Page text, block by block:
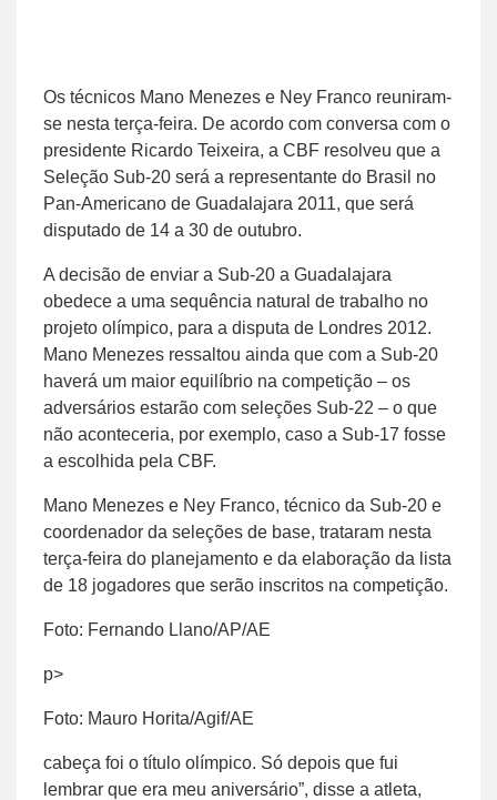
Os técnicos Mano Menezes e Ney Franco reuniram-
se nesta terça-feira. De acordo com conversa com o
presidente Ricardo Teixeira, a CBF resolveu que a
Seleção Sub-20 será a representante do Brasil no
Pan-Americano de Guadalajara 2011, que será
disputado de 14 a 30 de outubro.
A decisão de enviar a Sub-20 a Guadalajara
obedece a uma sequência natural de trabalho no
projeto olímpico, para a disputa de Londres 2012.
Mano Menezes ressaltou ainda que com a Sub-20
haverá um maior equilíbrio na competição – os
adversários estarão com seleções Sub-22 – o que
não aconteceria, por exemplo, caso a Sub-17 fosse
a escolhida pela CBF.
Mano Menezes e Ney Franco, técnico da Sub-20 e
coordenador da seleções de base, trataram nesta
terça-feira do planejamento e da elaboração da lista
de 18 jogadores que serão inscritos na competição.
Foto: Fernando Llano/AP/AE
p>
Foto: Mauro Horita/Agif/AE
cabeça foi o título olímpico. Só depois que fui
lembrar que era meu aniversário”, disse a atleta,